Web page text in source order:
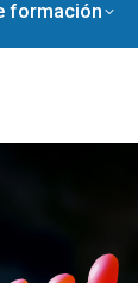
formación